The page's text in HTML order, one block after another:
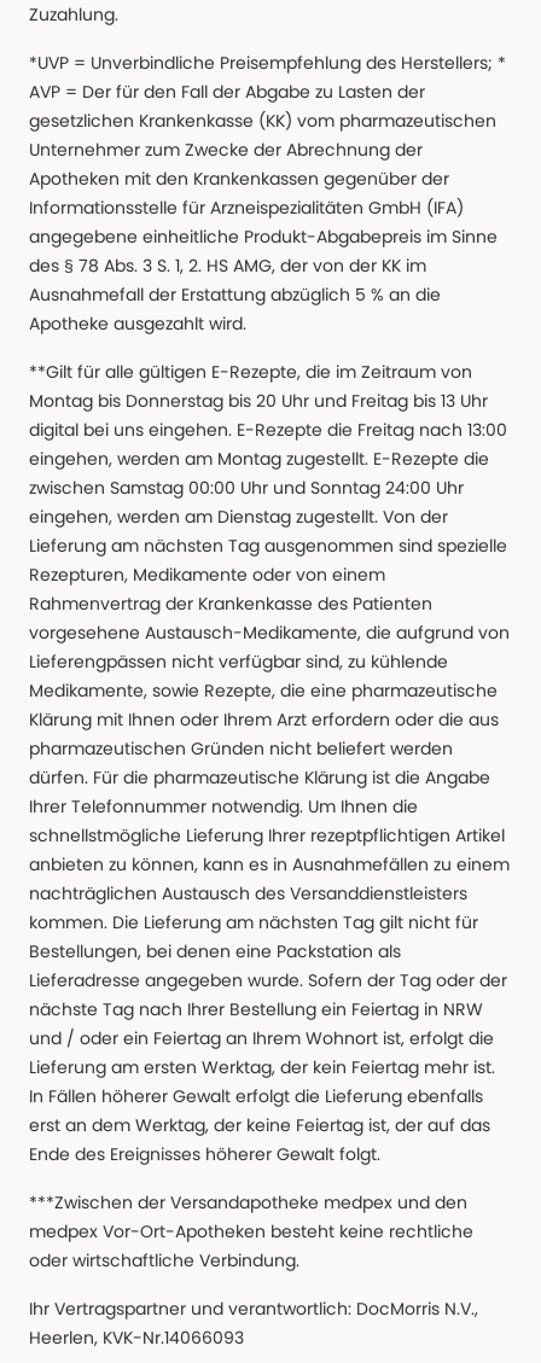
Zuzahlung.
*UVP = Unverbindliche Preisempfehlung des Herstellers; *
AVP = Der für den Fall der Abgabe zu Lasten der
gesetzlichen Krankenkasse (KK) vom pharmazeutischen
Unternehmer zum Zwecke der Abrechnung der
Apotheken mit den Krankenkassen gegenüber der
Informationsstelle für Arzneispezialitäten GmbH (IFA)
angegebene einheitliche Produkt-Abgabepreis im Sinne
des § 78 Abs. 3 S. 1, 2. HS AMG, der von der KK im
Ausnahmefall der Erstattung abzüglich 5 % an die
Apotheke ausgezahlt wird.
**Gilt für alle gültigen E-Rezepte, die im Zeitraum von
Montag bis Donnerstag bis 20 Uhr und Freitag bis 13 Uhr
digital bei uns eingehen. E-Rezepte die Freitag nach 13:00
eingehen, werden am Montag zugestellt. E-Rezepte die
zwischen Samstag 00:00 Uhr und Sonntag 24:00 Uhr
eingehen, werden am Dienstag zugestellt. Von der
Lieferung am nächsten Tag ausgenommen sind spezielle
Rezepturen, Medikamente oder von einem
Rahmenvertrag der Krankenkasse des Patienten
vorgesehene Austausch-Medikamente, die aufgrund von
Lieferengpässen nicht verfügbar sind, zu kühlende
Medikamente, sowie Rezepte, die eine pharmazeutische
Klärung mit Ihnen oder Ihrem Arzt erfordern oder die aus
pharmazeutischen Gründen nicht beliefert werden
dürfen. Für die pharmazeutische Klärung ist die Angabe
Ihrer Telefonnummer notwendig. Um Ihnen die
schnellstmögliche Lieferung Ihrer rezeptpflichtigen Artikel
anbieten zu können, kann es in Ausnahmefällen zu einem
nachträglichen Austausch des Versanddienstleisters
kommen. Die Lieferung am nächsten Tag gilt nicht für
Bestellungen, bei denen eine Packstation als
Lieferadresse angegeben wurde. Sofern der Tag oder der
nächste Tag nach Ihrer Bestellung ein Feiertag in NRW
und / oder ein Feiertag an Ihrem Wohnort ist, erfolgt die
Lieferung am ersten Werktag, der kein Feiertag mehr ist.
In Fällen höherer Gewalt erfolgt die Lieferung ebenfalls
erst an dem Werktag, der keine Feiertag ist, der auf das
Ende des Ereignisses höherer Gewalt folgt.
***Zwischen der Versandapotheke medpex und den
medpex Vor-Ort-Apotheken besteht keine rechtliche
oder wirtschaftliche Verbindung.
Ihr Vertragspartner und verantwortlich: DocMorris N.V.,
Heerlen, KVK-Nr.14066093